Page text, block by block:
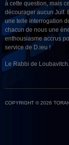
à cette question, mais
décourager aucun Juif.
une telle interrogation
chacun de nous une
enthousiasme accrus
service de D.ieu !
Le Rabbi de Loubavitch.
COPYRIGHT © 2026